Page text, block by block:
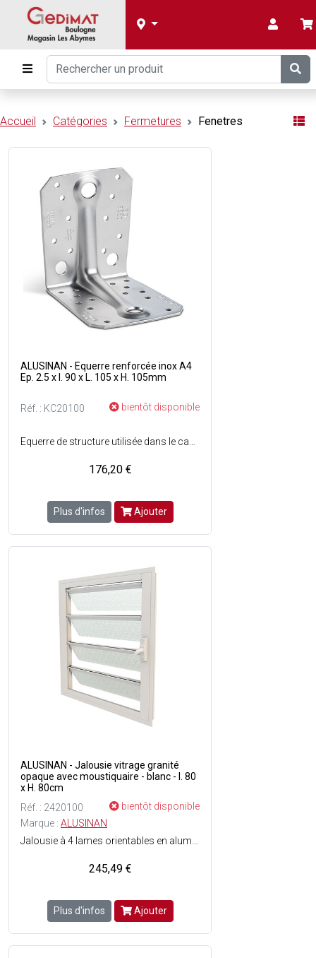
Accueil Catégories Fermetures Fenetres
ALUSINAN - Equerre renforcée inox A4
Ep. 2.5 x l. 90 x L. 105 x H. 105mm
Réf. : KC20100 bientôt disponible
176,20 €
Plus d'infos Ajouter
ALUSINAN - Jalousie vitrage granité
opaque avec moustiquaire - blanc - l. 80
x H. 80cm
Réf. : 2420100
bientôt disponible
Marque : ALUSINAN
245,49 €
Plus d'infos Ajouter